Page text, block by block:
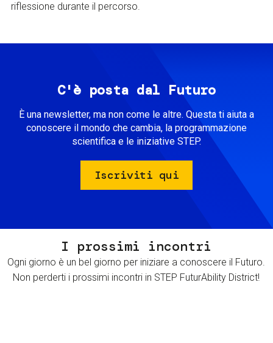
riflessione durante il percorso.
C'è posta dal Futuro
È una newsletter, ma non come le altre. Questa ti aiuta a
conoscere il mondo che cambia, la programmazione
scientifica e le iniziative STEP.
Iscriviti qui
I prossimi incontri
Ogni giorno è un bel giorno per iniziare a conoscere il Futuro.
Non perderti i prossimi incontri in STEP FuturAbility District!